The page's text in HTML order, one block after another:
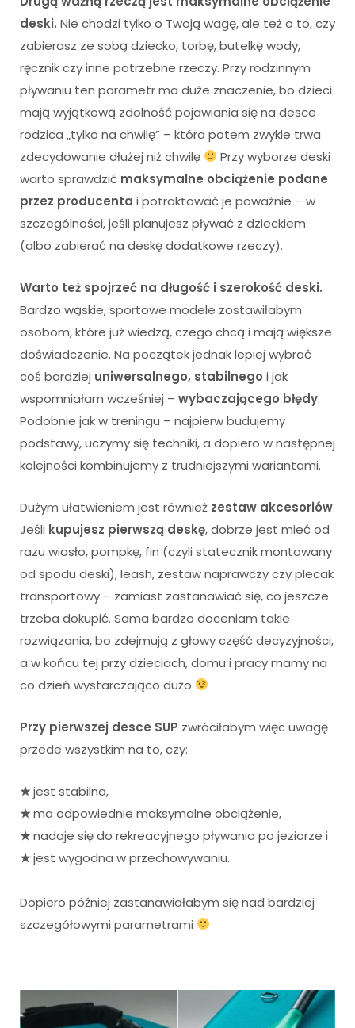
deski. Nie chodzi tylko o Twoją wagę, ale też o to, czy
zabierasz ze sobą dziecko, torbę, butelkę wody,
ręcznik czy inne potrzebne rzeczy. Przy rodzinnym
pływaniu ten parametr ma duże znaczenie, bo dzieci
mają wyjątkową zdolność pojawiania się na desce
rodzica „tylko na chwilę” – która potem zwykle trwa
zdecydowanie dłużej niż chwilę
Przy wyborze deski
warto sprawdzić maksymalne obciążenie podane
przez producenta i potraktować je poważnie – w
szczególności, jeśli planujesz pływać z dzieckiem
(albo zabierać na deskę dodatkowe rzeczy).
Warto też spojrzeć na długość i szerokość deski.
Bardzo wąskie, sportowe modele zostawiłabym
osobom, które już wiedzą, czego chcą i mają większe
doświadczenie. Na początek jednak lepiej wybrać
coś bardziej uniwersalnego, stabilnego i jak
wspomniałam wcześniej – wybaczającego błędy.
Podobnie jak w treningu – najpierw budujemy
podstawy, uczymy się techniki, a dopiero w następnej
kolejności kombinujemy z trudniejszymi wariantami.
Dużym ułatwieniem jest również zestaw akcesoriów.
Jeśli kupujesz pierwszą deskę, dobrze jest mieć od
razu wiosło, pompkę, fin (czyli statecznik montowany
od spodu deski), leash, zestaw naprawczy czy plecak
transportowy – zamiast zastanawiać się, co jeszcze
trzeba dokupić. Sama bardzo doceniam takie
rozwiązania, bo zdejmują z głowy część decyzyjności,
a w końcu tej przy dzieciach, domu i pracy mamy na
co dzień wystarczająco dużo
Przy pierwszej desce SUP zwróciłabym więc uwagę
przede wszystkim na to, czy:
★jest stabilna,
★ma odpowiednie maksymalne obciążenie,
★nadaje się do rekreacyjnego pływania po jeziorze i
★jest wygodna w przechowywaniu.
Dopiero później zastanawiałabym się nad bardziej
szczegółowymi parametrami